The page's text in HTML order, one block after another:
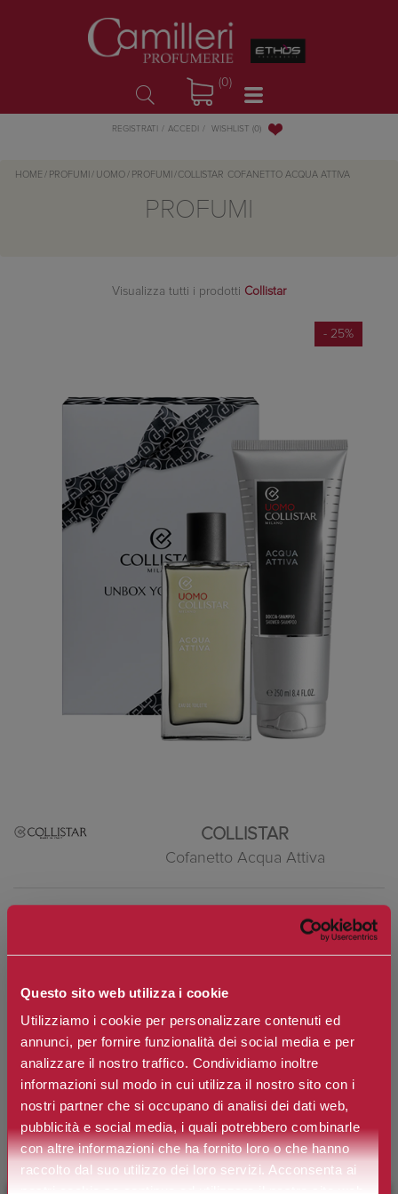
Questo sito web utilizza i cookie
Utilizziamo i cookie per personalizzare contenuti ed
annunci, per fornire funzionalità dei social media e per
analizzare il nostro traffico. Condividiamo inoltre
informazioni sul modo in cui utilizza il nostro sito con i
nostri partner che si occupano di analisi dei dati web,
pubblicità e social media, i quali potrebbero combinarle
con altre informazioni che ha fornito loro o che hanno
raccolto dal suo utilizzo dei loro servizi. Acconsenta ai
nostri cookie se continua ad utilizzare il nostro sito web.
(0)
REGISTRATI ACCEDI WISHLIST (0)
HOME / PROFUMI / UOMO / PROFUMI / COLLISTAR COFANETTO ACQUA ATTIVA
PROFUMI
Visualizza tutti i prodotti Collistar
- 25%
COLLISTAR
Cofanetto Acqua Attiva
Marchio: Collistar
Art. n. 8015150009652
Disponibilità: Si
Contenuto *
Prezzo: €60,00
Prezzo scontato: €45,00